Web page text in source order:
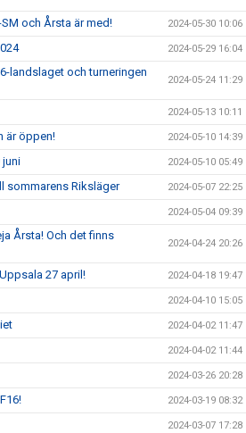
och Årsta är med! 2024-05-30 10:06
2024-05-29 16:04
landslaget och turneringen
2024-05-24 11:29
2024-05-13 10:11
är öppen! 2024-05-10 14:39
juni 2024-05-10 05:49
sommarens Riksläger 2024-05-07 22:25
2024-05-04 09:39
Årsta! Och det finns
2024-04-24 20:26
27 april! 2024-04-18 19:47
2024-04-10 15:05
2024-04-02 11:47
2024-04-02 11:44
2024-03-26 20:28
2024-03-19 08:32
2024-03-07 17:28